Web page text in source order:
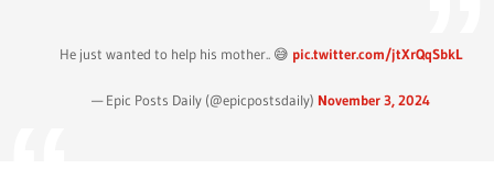
He just wanted to help his mother.. 😅 pic.twitter.com/jtXrQqSbkL
— Epic Posts Daily (@epicpostsdaily) November 3, 2024